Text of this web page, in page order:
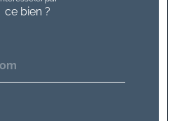
ce bien ?